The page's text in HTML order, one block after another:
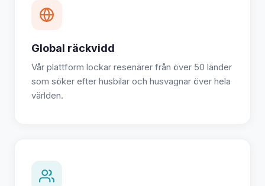
Global räckvidd
Vår plattform lockar resenärer från över 50 länder
som söker efter husbilar och husvagnar över hela
världen.